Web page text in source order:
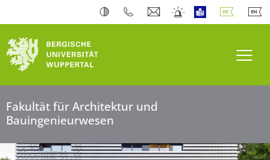
Fakultät für Architektur und
Bauingenieurwesen
Bergische Universität Wuppertal